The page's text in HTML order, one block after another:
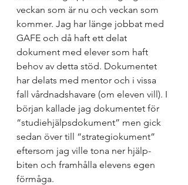
veckan som är nu och veckan som
kommer. Jag har länge jobbat med
GAFE och då haft ett delat
dokument med elever som haft
behov av detta stöd. Dokumentet
har delats med mentor och i vissa
fall vårdnadshavare (om eleven vill). I
början kallade jag dokumentet för
“studiehjälpsdokument” men gick
sedan över till “strategiokument”
eftersom jag ville tona ner hjälp-
biten och framhålla elevens egen
förmåga.